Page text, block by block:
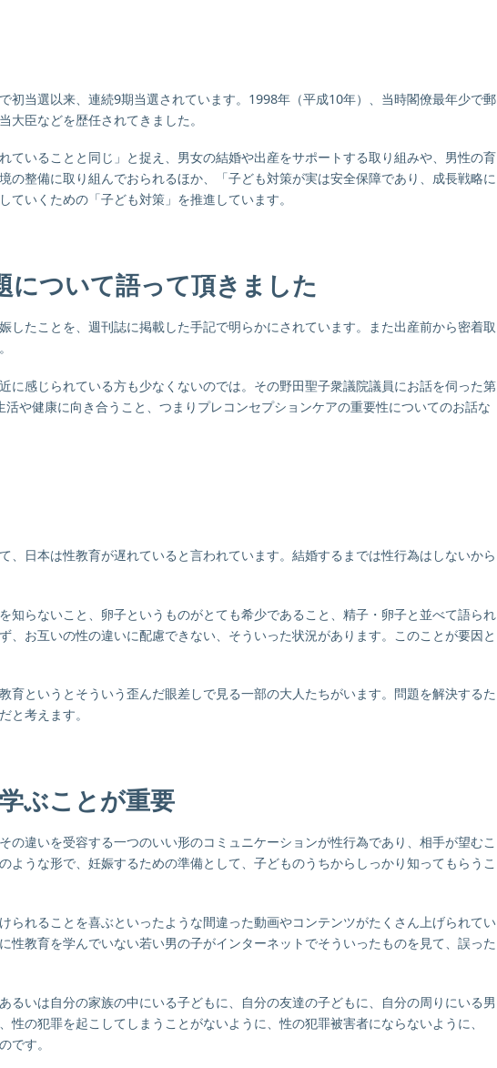
初当選以来、連続9期当選されています。1998年（平成10年）、当時閣僚最年少で郵
大臣などを歴任されてきました。
ていることと同じ」と捉え、男女の結婚や出産をサポートする取り組みや、男性の育
の整備に取り組んでおられるほか、「子ども対策が実は安全保障であり、成長戦略に
いくための「子ども対策」を推進しています。
について語って頂きました
たことを、週刊誌に掲載した手記で明らかにされています。また出産前から密着取
に感じられている方も少なくないのでは。その野田聖子衆議院議員にお話を伺った第
や健康に向き合うこと、つまりプレコンセプションケアの重要性についてのお話な
日本は性教育が遅れていると言われています。結婚するまでは性行為はしないから
知らないこと、卵子というものがとても希少であること、精子・卵子と並べて語られ
、お互いの性の違いに配慮できない、そういった状況があります。このことが要因と
というとそういう歪んだ眼差しで見る一部の大人たちがいます。問題を解決するた
と考えます。
ぶことが重要
違いを受容する一つのいい形のコミュニケーションが性行為であり、相手が望むこ
うな形で、妊娠するための準備として、子どものうちからしっかり知ってもらうこ
られることを喜ぶといったような間違った動画やコンテンツがたくさん上げられてい
性教育を学んでいない若い男の子がインターネットでそういったものを見て、誤った
いは自分の家族の中にいる子どもに、自分の友達の子どもに、自分の周りにいる男
の犯罪を起こしてしまうことがないように、性の犯罪被害者にならないように、
です。